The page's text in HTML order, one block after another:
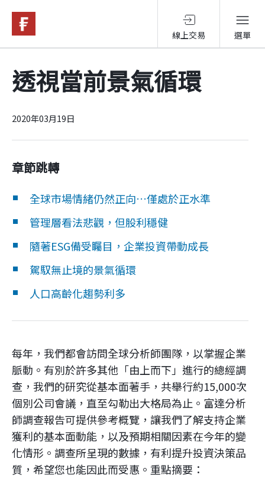
線上交易 選單
基金與配息
關於富達
企業永續
線上交易
透視當前景氣循環
2020年03月19日
章節跳轉
全球市場情緒仍然正向…僅處於正水準
管理層看法悲觀，但股利穩健
隨著ESG備受矚目，企業投資帶動成長
駕馭無止境的景氣循環
人口高齡化趨勢利多
每年，我們都會訪問全球分析師團隊，以掌握企業
脈動。有別於許多其他「由上而下」進行的總經調
查，我們的研究從基本面著手，共舉行約15,000次
個別公司會議，直至勾勒出大格局為止。富達分析
師調查報告可提供參考概覽，讓我們了解支持企業
獲利的基本面動能，以及預期相關因素在今年的變
化情形。調查所呈現的數據，有利提升投資決策品
質，希望您也能因此而受惠。重點摘要：